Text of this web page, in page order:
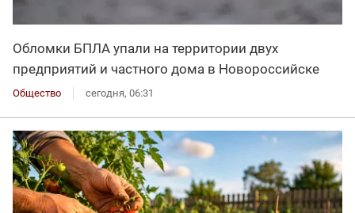
Обломки БПЛА упали на территории двух
предприятий и частного дома в Новороссийске
Общество сегодня, 06:31